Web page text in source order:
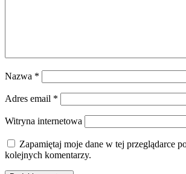
Nazwa *
Adres email *
Witryna internetowa
Zapamiętaj moje dane w tej przeglądarce
kolejnych komentarzy.